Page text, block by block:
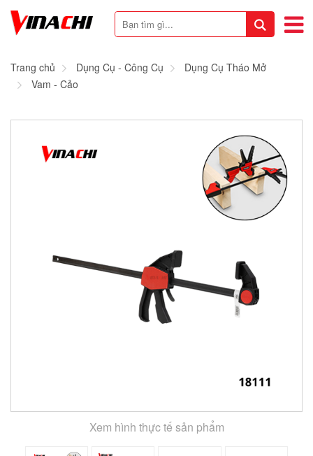
Trang chủ Dụng Cụ - Công Cụ
Dụng Cụ Tháo Mở
Vam - Cảo
Xem hình thực tế sản phẩm